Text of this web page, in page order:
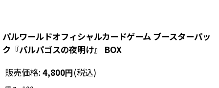
パルワールドオフィシャルカードゲーム ブースターパッ
ク『パルパゴスの夜明け』 BOX
販売価格:4,800円(税込)